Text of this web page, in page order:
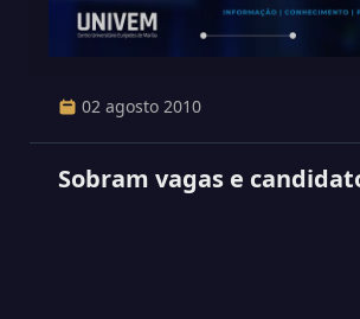
02 agosto 2010
Sobram vagas e